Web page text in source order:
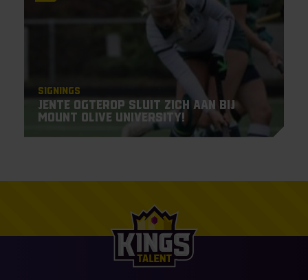
Signings
Jente Ogterop sluit zich aan bij
Mount Olive University!